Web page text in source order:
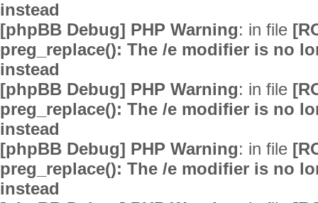
instead
[phpBB Debug] PHP Warning: in file
preg_replace(): The /e modifier is no
instead
[phpBB Debug] PHP Warning: in file
preg_replace(): The /e modifier is no
instead
[phpBB Debug] PHP Warning: in file
preg_replace(): The /e modifier is no
instead